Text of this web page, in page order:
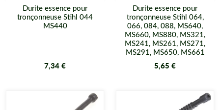
Durite essence pour
tronçonneuse Stihl 044
MS440
7,34 €
Durite essence pour
tronçonneuse Stihl 064,
066, 084, 088, MS640,
MS660, MS880, MS321,
MS241, MS261, MS271,
MS291, MS650, MS661
5,65 €